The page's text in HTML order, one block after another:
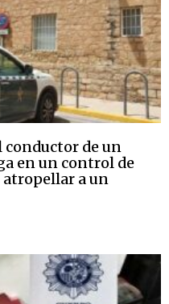
conductor de un
en un control de
atropellar a un